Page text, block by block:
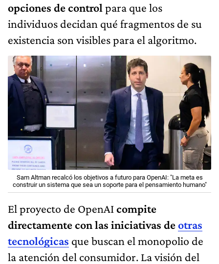
opciones de control para que los
individuos decidan qué fragmentos de su
existencia son visibles para el algoritmo.
Sam Altman recalcó los objetivos a futuro para OpenAI: "La meta es
construir un sistema que sea un soporte para el pensamiento humano"
El proyecto de OpenAIcompite
directamente con las iniciativas deotras
tecnológicas que buscan el monopolio de
la atención del consumidor. La visión del